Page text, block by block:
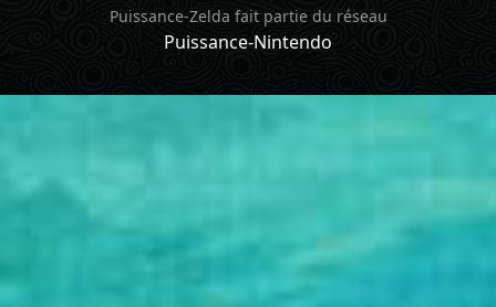
Puissance-Zelda fait partie du réseau
Puissance-Nintendo